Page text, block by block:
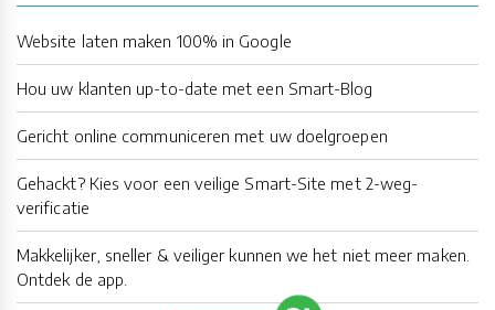
Website laten maken 100% in Google
Hou uw klanten up-to-date met een Smart-Blog
Gericht online communiceren met uw doelgroepen
Gehackt? Kies voor een veilige Smart-Site met 2-weg-
verificatie
Makkelijker, sneller & veiliger kunnen we het niet meer maken.
Ontdek de app.